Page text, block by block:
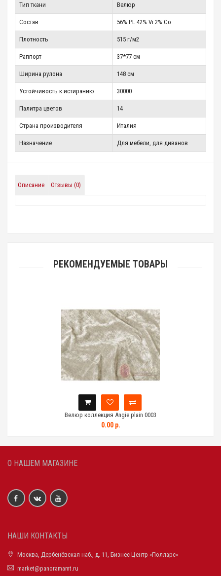
Тип ткани Велюр
Состав 56% PL 42% Vi 2% Co
Плотность 515 г/м2
Раппорт 37*77 см
Ширина рулона 148 см
Устойчивость к истиранию 30000
Палитра цветов 14
Страна производителя Италия
Назначение Для мебели, для диванов
Описание Отзывы (0)
РЕКОМЕНДУЕМЫЕ ТОВАРЫ
Велюр коллекция Angie plain 0003
0.00 р.
О НАШЕМ МАГАЗИНЕ
НАШИ КОНТАКТЫ
Москва, Дербенёвская наб., д. 11, Бизнес-Центр «Полларс»
market@panoramamt.ru